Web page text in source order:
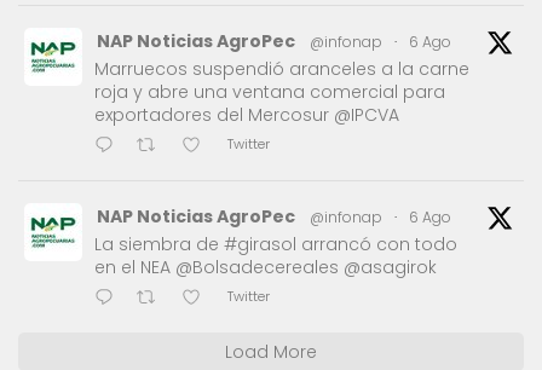
NAP Noticias AgroPec @infonap · 6 Ago
Marruecos suspendió aranceles a la carne
roja y abre una ventana comercial para
exportadores del Mercosur @IPCVA
Twitter
NAP Noticias AgroPec @infonap · 6 Ago
La siembra de #girasol arrancó con todo
en el NEA @Bolsadecereales @asagirok
Twitter
Load More